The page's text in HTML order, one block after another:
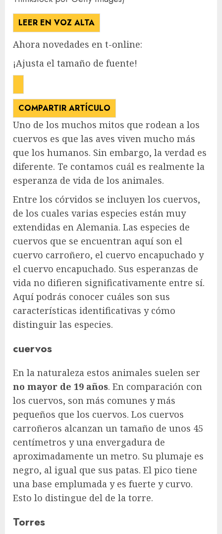
LEER EN VOZ ALTA
Ahora novedades en t-online:
¡Ajusta el tamaño de fuente!
COMPARTIR ARTÍCULO
Uno de los muchos mitos que rodean a los
cuervos es que las aves viven mucho más
que los humanos. Sin embargo, la verdad es
diferente. Te contamos cuál es realmente la
esperanza de vida de los animales.
Entre los córvidos se incluyen los cuervos,
de los cuales varias especies están muy
extendidas en Alemania. Las especies de
cuervos que se encuentran aquí son el
cuervo carroñero, el cuervo encapuchado y
el cuervo encapuchado. Sus esperanzas de
vida no difieren significativamente entre sí.
Aquí podrás conocer cuáles son sus
características identificativas y cómo
distinguir las especies.
cuervos
En la naturaleza estos animales suelen ser
no mayor de 19 años. En comparación con
los cuervos, son más comunes y más
pequeños que los cuervos. Los cuervos
carroñeros alcanzan un tamaño de unos 45
centímetros y una envergadura de
aproximadamente un metro. Su plumaje es
negro, al igual que sus patas. El pico tiene
una base emplumada y es fuerte y curvo.
Esto lo distingue del de la torre.
Torres